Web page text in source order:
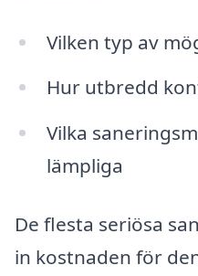
Vilken typ av
Hur utbredd
Vilka
lämpliga
De flesta seriösa
in kostnaden för